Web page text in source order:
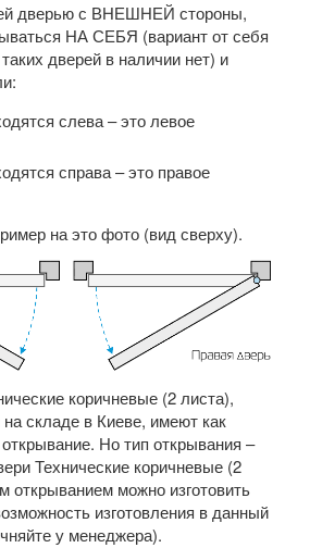
дверью с ВНЕШНЕЙ стороны,
НА СЕБЯ (вариант от себя
дверей в наличии нет) и
слева – это левое
справа – это правое
на это фото (вид сверху).
коричневые (2 листа),
складе в Киеве, имеют как
Но тип открывания –
Технические коричневые (2
открыванием можно изготовить
изготовления в данный
у менеджера).